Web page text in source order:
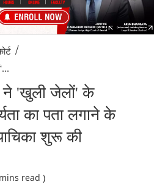
/
ने 'खुली जेलों' के
का पता लगाने के
शुरू की
read )